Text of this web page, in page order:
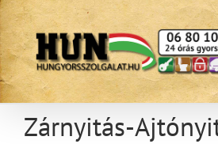
Kihagyás
Zárnyitás-